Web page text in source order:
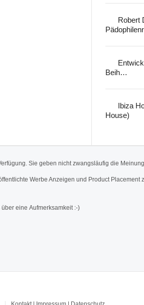
Robert
Beih…
Ibiza
House)
Sie geben nicht zwangsläufig die
Werbe Anzeigen und Product
eine Aufmerksamkeit :-)